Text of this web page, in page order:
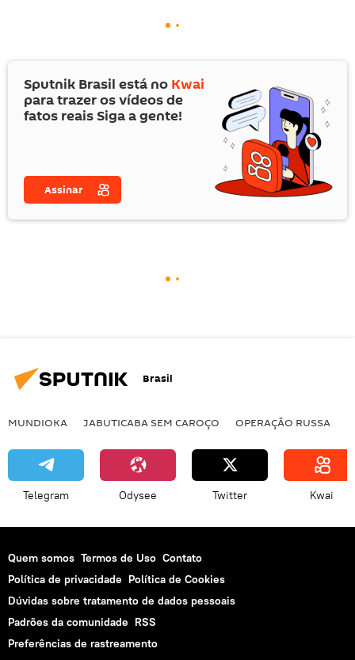
Sputnik Brasil está no Kwai
para trazer os vídeos de
fatos reais Siga a gente!
Assinar
Brasil
MUNDIOKA JABUTICABA SEM CAROÇO OPERAÇÃO RUSSA
Telegram Odysee Twitter Kwai
Quem somos Termos de Uso Contato
Política de privacidade Política de Cookies
Dúvidas sobre tratamento de dados pessoais
Padrões da comunidade RSS
Preferências de rastreamento